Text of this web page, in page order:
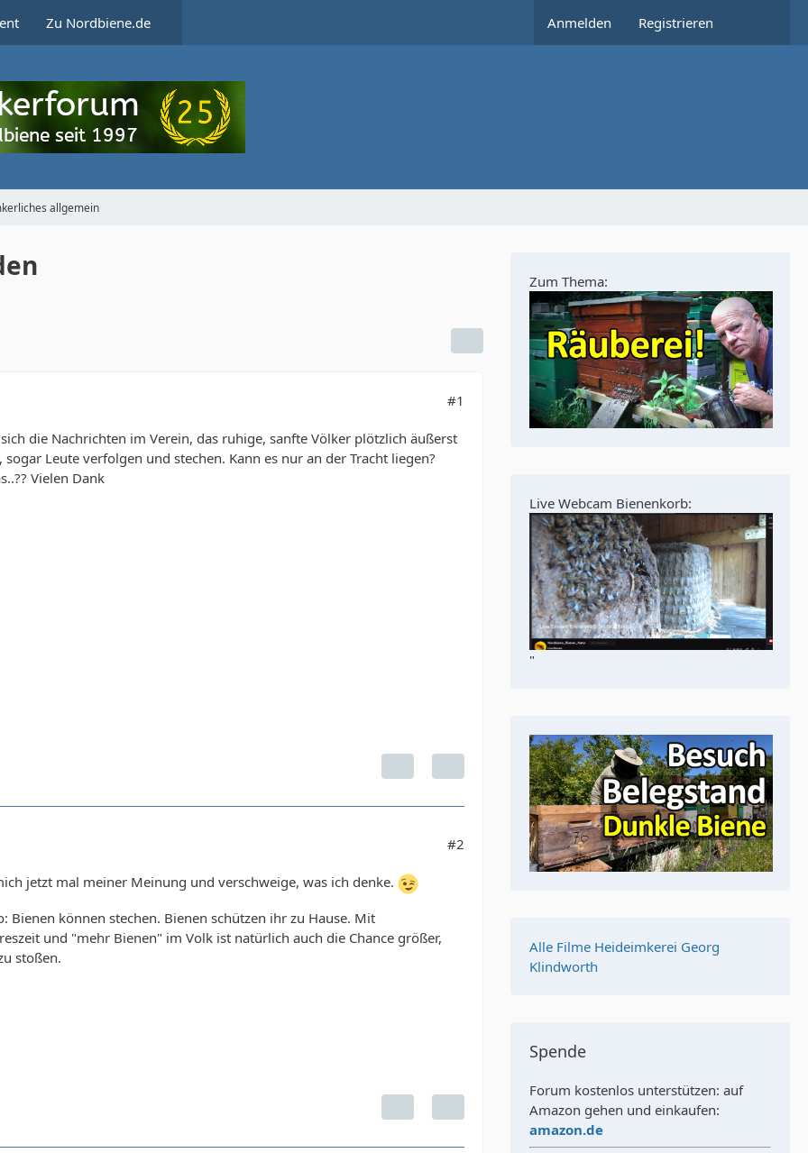
Zu Nordbiene.de Anmelden Registrieren
allgemein
#1
die Nachrichten im Verein, das ruhige, sanfte Völker plötzlich äußerst
Leute verfolgen und stechen. Kann es nur an der Tracht liegen?
Vielen Dank
#2
jetzt mal meiner Meinung und verschweige, was ich denke.
Bienen können stechen. Bienen schützen ihr zu Hause. Mit
und "mehr Bienen" im Volk ist natürlich auch die Chance größer,
stoßen.
Zum Thema:
Live Webcam Bienenkorb:
"
Alle Filme Heideimkerei Georg
Klindworth
Spende
Forum kostenlos unterstützen: auf
Amazon gehen und einkaufen:
amazon.de